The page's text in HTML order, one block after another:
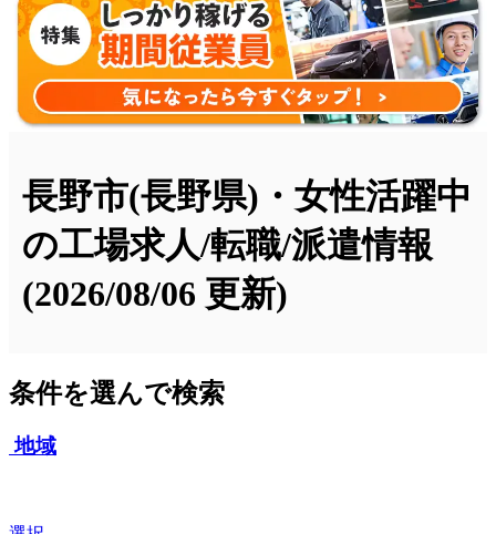
長野市(長野県)・女性活躍中
の工場求人/転職/派遣情報
(2026/08/06 更新)
条件を選んで検索
地域